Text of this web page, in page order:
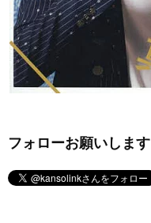
フォローお願いします